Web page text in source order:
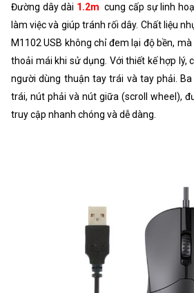
Đường dây dài 1.2m cung cấp sự linh
làm việc và giúp tránh rối dây. Chất liệu
M1102 USB không chỉ đem lại độ bền,
thoải mái khi sử dụng. Với thiết kế hợp lý,
người dùng thuận tay trái và tay phải.
trái, nút phải và nút giữa (scroll wheel),
truy cập nhanh chóng và dễ dàng.